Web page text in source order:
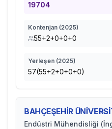
19704
Kontenjan (2025)
55+2+0+0+0
Yerleşen (2025)
57(55+2+0+0+0)
BAHÇEŞEHİR
Endüstri Mühendisliği